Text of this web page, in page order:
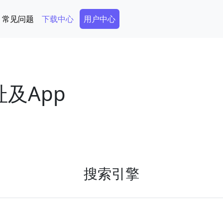
常见问题 下载中心 Secondary Menu
用户中心
及App
搜索引擎